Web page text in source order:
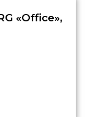
«Office»,